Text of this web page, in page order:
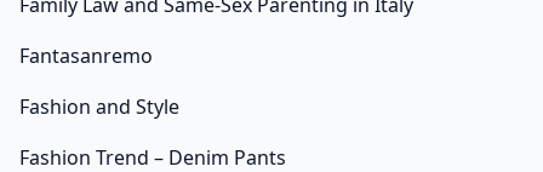
Fantasanremo
Fashion and Style
Fashion Trend – Denim Pants